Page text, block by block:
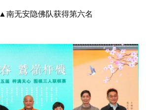
▲南无安隐佛队获得第六名